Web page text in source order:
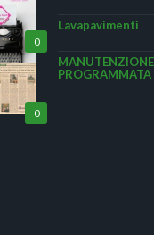
0
0
Lavapavimenti
MANUTENZIONE
PROGRAMMATA